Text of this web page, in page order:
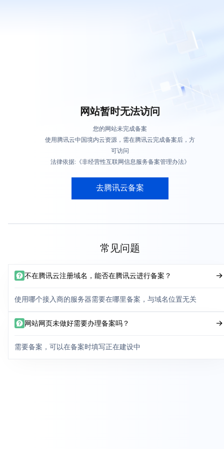
网站暂时无法访问
您的网站未完成备案
使用腾讯云中国境内云资源，需在腾讯云完成备案后，方
可访问
法律依据:《非经营性互联网信息服务备案管理办法》
去腾讯云备案
常见问题
不在腾讯云注册域名，能否在腾讯云进行备案？
使用哪个接入商的服务器需要在哪里备案，与域名位置无关
网站网页未做好需要办理备案吗？
需要备案，可以在备案时填写正在建设中